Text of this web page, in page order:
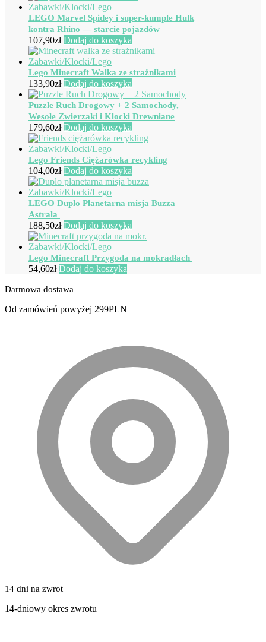
LEGO Marvel Spidey i super-kumple Hulk
kontra Rhino — starcie pojazdów
107,90zł Dodaj do koszyka
Lego Minecraft Walka ze strażnikami
133,90zł Dodaj do koszyka
Puzzle Ruch Drogowy + 2 Samochody,
Wesołe Zwierzaki i Klocki Drewniane
179,60zł Dodaj do koszyka
Lego Friends Ciężarówka recykling
104,00zł Dodaj do koszyka
LEGO Duplo Planetarna misja Buzza
Astrala
188,50zł Dodaj do koszyka
Lego Minecraft Przygoda na mokradłach
54,60zł Dodaj do koszyka
Darmowa dostawa
Od zamówień powyżej 299PLN
14 dni na zwrot
14-dniowy okres zwrotu